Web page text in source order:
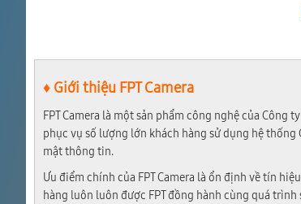
♦ Giới thiệu FPT Camera
FPT Camera là một sản phẩm công nghệ của Công
phục vụ số lượng lớn khách hàng sử dụng hệ
mật thông tin.
Ưu điểm chính của FPT Camera là ổn định về tín
hàng luôn luôn được FPT đồng hành cùng quá